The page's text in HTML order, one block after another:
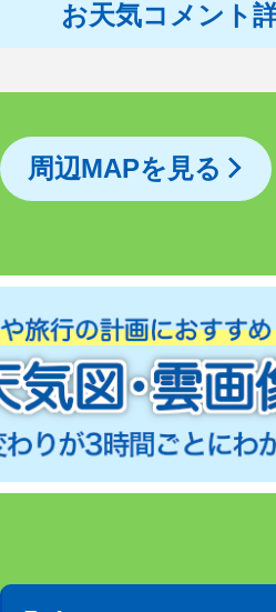
お天気コメント
周辺MAPを見る